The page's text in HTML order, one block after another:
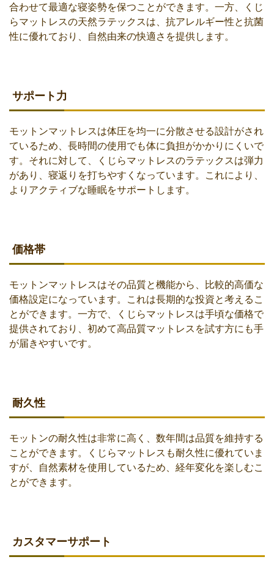
合わせて最適な寝姿勢を保つことができます。一方、くじ
らマットレスの天然ラテックスは、抗アレルギー性と抗菌
性に優れており、自然由来の快適さを提供します。
サポート力
モットンマットレスは体圧を均一に分散させる設計がされ
ているため、長時間の使用でも体に負担がかかりにくいで
す。それに対して、くじらマットレスのラテックスは弾力
があり、寝返りを打ちやすくなっています。これにより、
よりアクティブな睡眠をサポートします。
価格帯
モットンマットレスはその品質と機能から、比較的高価な
価格設定になっています。これは長期的な投資と考えるこ
とができます。一方で、くじらマットレスは手頃な価格で
提供されており、初めて高品質マットレスを試す方にも手
が届きやすいです。
耐久性
モットンの耐久性は非常に高く、数年間は品質を維持する
ことができます。くじらマットレスも耐久性に優れていま
すが、自然素材を使用しているため、経年変化を楽しむこ
とができます。
カスタマーサポート